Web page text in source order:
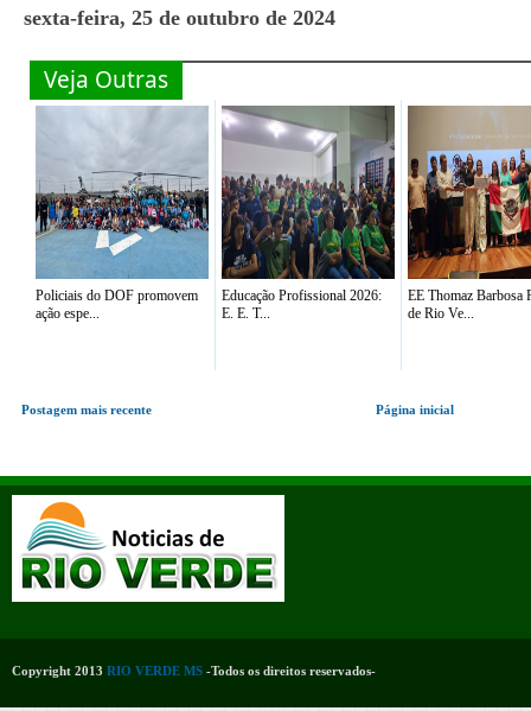
sexta-feira, 25 de outubro de 2024
Veja Outras
Policiais do DOF promovem
ação espe...
Educação Profissional 2026:
E. E. T...
EE Thomaz Barbosa
de Rio Ve...
Postagem mais recente Página inicial
Copyright 2013 RIO VERDE MS -Todos os direitos reservados-